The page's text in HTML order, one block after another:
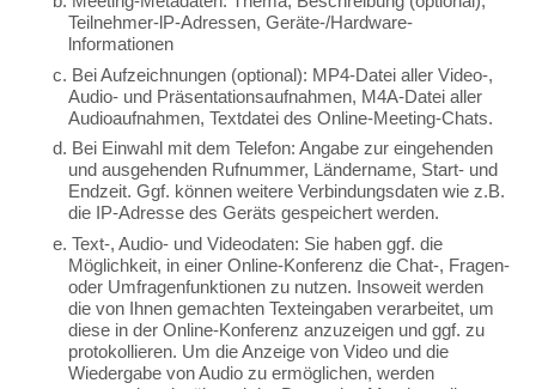
Teilnehmer-lP-Adressen, Geräte-/Hardware-
lnformationen
c. Bei Aufzeichnungen (optional): MP4-Datei aller Video-,
Audio- und Präsentationsaufnahmen, M4A-Datei aller
Audioaufnahmen, Textdatei des Online-Meeting-Chats.
d. Bei Einwahl mit dem Telefon: Angabe zur eingehenden
und ausgehenden Rufnummer, Ländername, Start- und
Endzeit. Ggf. können weitere Verbindungsdaten wie z.B.
die IP-Adresse des Geräts gespeichert werden.
e. Text-, Audio- und Videodaten: Sie haben ggf. die
Möglichkeit, in einer Online-Konferenz die Chat-, Fragen-
oder Umfragenfunktionen zu nutzen. Insoweit werden
die von Ihnen gemachten Texteingaben verarbeitet, um
diese in der Online-Konferenz anzuzeigen und ggf. zu
protokollieren. Um die Anzeige von Video und die
Wiedergabe von Audio zu ermöglichen, werden